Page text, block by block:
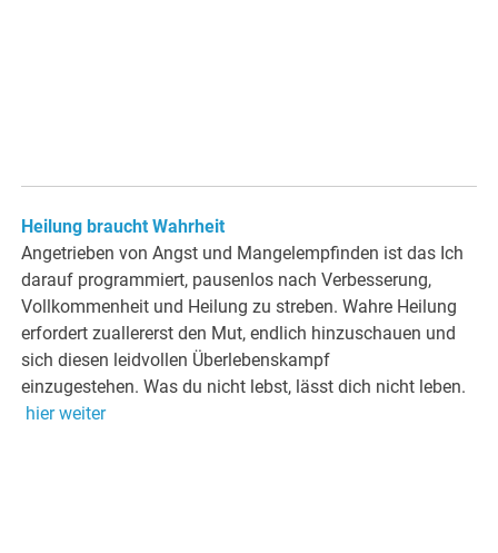
Heilung braucht Wahrheit
Angetrieben von Angst und Mangelempfinden ist das Ich
darauf programmiert, pausenlos nach Verbesserung,
Vollkommenheit und Heilung zu streben. Wahre Heilung
erfordert zuallererst den Mut, endlich hinzuschauen und
sich diesen leidvollen Überlebenskampf
einzugestehen. Was du nicht lebst, lässt dich nicht leben.
hier weiter